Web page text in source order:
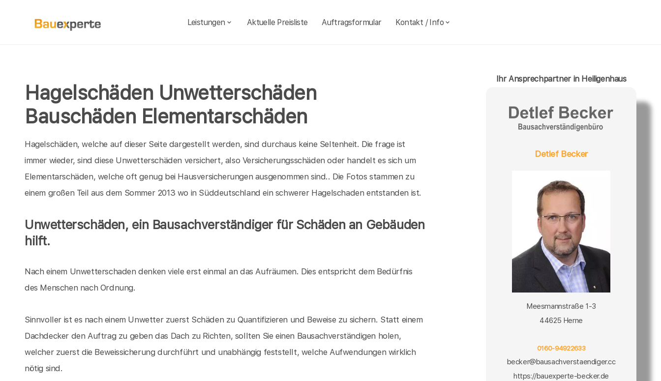
Leistungen Aktuelle Preisliste Auftragsformular Kontakt / Info
Hagelschäden Unwetterschäden
Bauschäden Elementarschäden
Hagelschäden, welche auf dieser Seite dargestellt werden, sind durchaus keine Seltenheit. Die frage ist
immer wieder, sind diese Unwetterschäden versichert, also Versicherungsschäden oder handelt es sich um
Elementarschäden, welche oft genug bei Hausversicherungen ausgenommen sind.. Die Fotos stammen zu
einem großen Teil aus dem Sommer 2013 wo in Süddeutschland ein schwerer Hagelschaden entstanden ist.
Unwetterschäden, ein Bausachverständiger für Schäden an Gebäuden
hilft.
Nach einem Unwetterschaden denken viele erst einmal an das Aufräumen. Dies entspricht dem Bedürfnis
des Menschen nach Ordnung.
Sinnvoller ist es nach einem Unwetter zuerst Schäden zu Quantifizieren und Beweise zu sichern. Statt einem
Dachdecker den Auftrag zu geben das Dach zu Richten, sollten Sie einen Bausachverständigen holen,
welcher zuerst die Beweissicherung durchführt und unabhängig feststellt, welche Aufwendungen wirklich
nötig sind.
Ihr Ansprechpartner in Heiligenhaus
Detlef Becker
Meesmannstraße 1-3
44625 Herne
0160-94922633
becker@bausachverstaendiger.cc
https://bauexperte-becker.de